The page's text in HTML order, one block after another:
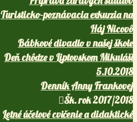
Turisticko-poznávacia exkurzia na
Háj Nicovô
Bábkové divadlo v našej škole
Deň chôdze v Liptovskom Mikuláši
5.10.2018
Denník Anny Frankovej
Šk. rok 2017/2018
Letné účelové cvičenie a didaktické